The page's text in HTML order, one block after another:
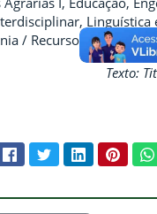
Linguística
/ Recursos
Texto:
conteúdo:
FacebookTwitterLinkedIn